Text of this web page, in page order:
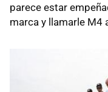
parece estar
marca y llamarle M4